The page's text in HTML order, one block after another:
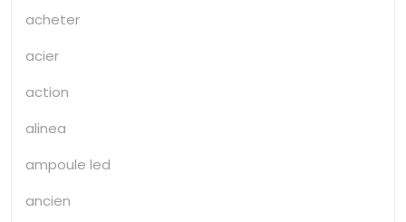
acheter
acier
action
alinea
ampoule led
ancien